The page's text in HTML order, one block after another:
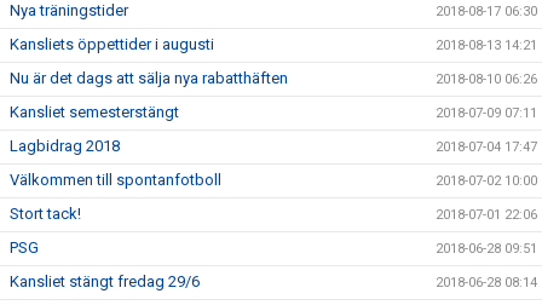
Nya träningstider 2018-08-17 06:30
Kansliets öppettider i augusti 2018-08-13 14:21
Nu är det dags att sälja nya rabatthäften 2018-08-10 06:26
Kansliet semesterstängt 2018-07-09 07:11
Lagbidrag 2018 2018-07-04 17:47
Välkommen till spontanfotboll 2018-07-02 10:00
Stort tack! 2018-07-01 22:06
PSG 2018-06-28 09:51
Kansliet stängt fredag 29/6 2018-06-28 08:14